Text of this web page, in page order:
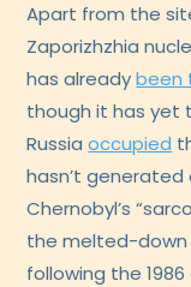
Apart from the
Zaporizhzhia
has alreadybeen
though it has yet
Russiaoccupied
hasn’t generated
Chernobyl’s
the melted-
following the